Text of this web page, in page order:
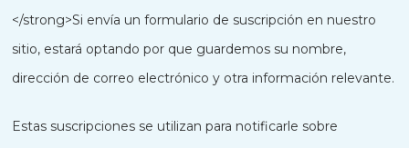
</strong>Si envía un formulario de suscripción en nuestro
sitio, estará optando por que guardemos su nombre,
dirección de correo electrónico y otra información relevante.
Estas suscripciones se utilizan para notificarle sobre